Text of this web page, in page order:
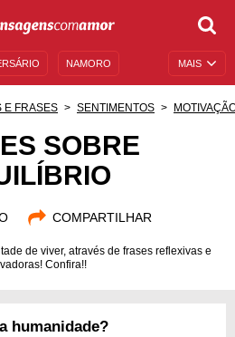
MAIS
NAMORO
DE ANIVERSÁRIO
E FRASES SENTIMENTOS
SOBRE
COMPARTILHAR
de viver, através de frases reflexivas e
Confira!!
humanidade?